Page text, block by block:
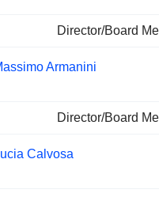
Director/Board
Armanini
Director/Board
Calvosa